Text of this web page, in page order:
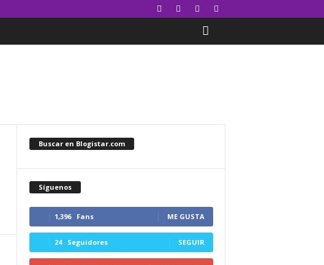
Buscar en Blogistar.com
Síguenos
1,396 Fans ME GUSTA
24 Seguidores SEGUIR